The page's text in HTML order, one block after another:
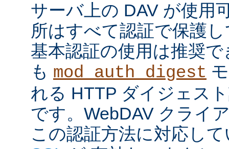
サーバ上の DAV が使用
所はすべて認証で保護
基本認証の使用は推奨
も mod_auth_digest
れる HTTP ダイジェス
です。WebDAV クライ
この認証方法に対応し